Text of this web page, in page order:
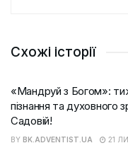
Схожі історії
«Мандруй з Богом»:
пізнання та духовного
Садовій!
BY BK.ADVENTIST.UA 21